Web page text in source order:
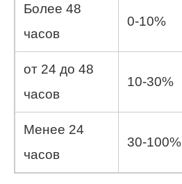
Более 48
часов
0-10%
от 24 до 48
часов
10-30%
Менее 24
часов
30-100%